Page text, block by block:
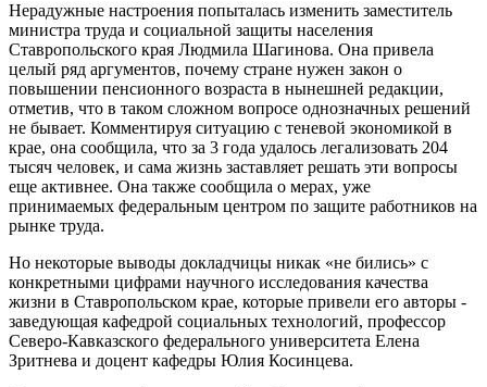
Нерадужные настроения попыталась изменить заместитель
министра труда и социальной защиты населения
Ставропольского края Людмила Шагинова. Она привела
целый ряд аргументов, почему стране нужен закон о
повышении пенсионного возраста в нынешней редакции,
отметив, что в таком сложном вопросе однозначных решений
не бывает. Комментируя ситуацию с теневой экономикой в
крае, она сообщила, что за 3 года удалось легализовать 204
тысяч человек, и сама жизнь заставляет решать эти вопросы
еще активнее. Она также сообщила о мерах, уже
принимаемых федеральным центром по защите работников на
рынке труда.
Но некоторые выводы докладчицы никак «не бились» с
конкретными цифрами научного исследования качества
жизни в Ставропольском крае, которые привели его авторы -
заведующая кафедрой социальных технологий, профессор
Северо-Кавказского федерального университета Елена
Зритнева и доцент кафедры Юлия Косинцева.